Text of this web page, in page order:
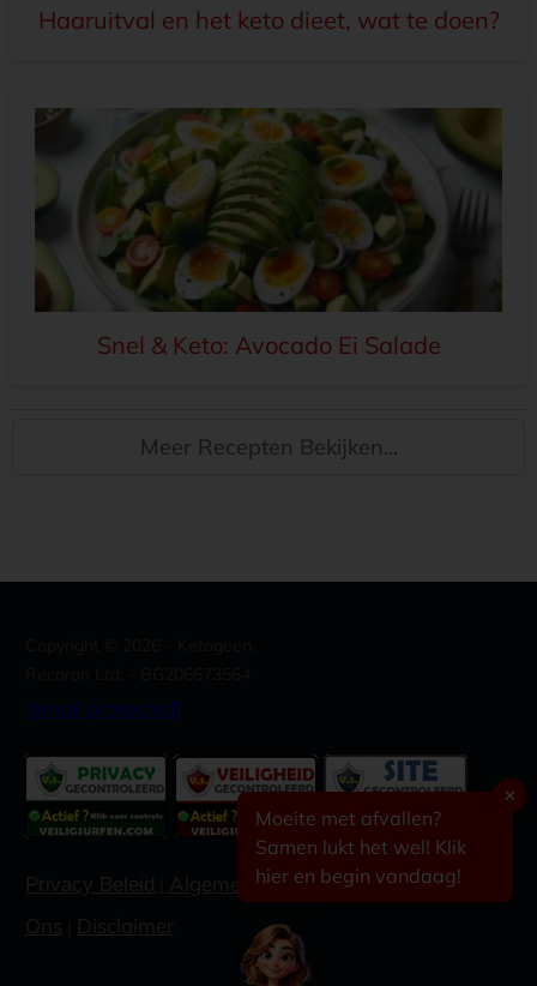
Haaruitval en het keto dieet, wat te doen?
Snel & Keto: Avocado Ei Salade
Meer Recepten Bekijken...
✕
Moeite met afvallen?
Samen lukt het wel! Klik
hier en begin vandaag!
[email protected]
Algemene voorwaarden|Contacteer